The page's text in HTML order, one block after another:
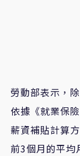
勞動部表示 ，
依據 《就業保
薪資補貼計算
前3個月的平均